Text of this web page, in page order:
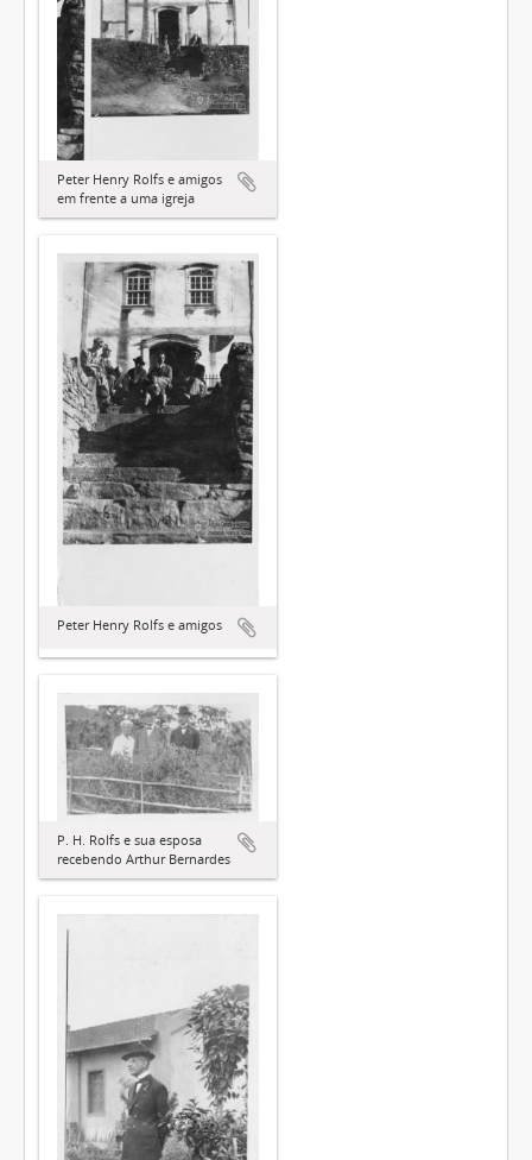
Peter Henry Rolfs e amigos
em frente a uma igreja
Peter Henry Rolfs e amigos
P. H. Rolfs e sua esposa
recebendo Arthur Bernardes